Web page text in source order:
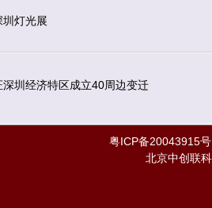
灯光展
深圳经济特区成立40周边变迁
粤ICP备20043915号
北京中创联